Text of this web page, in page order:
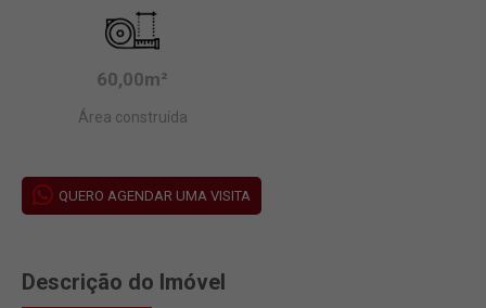
60,00m²
Área construída
QUERO AGENDAR UMA VISITA
Descrição do Imóvel